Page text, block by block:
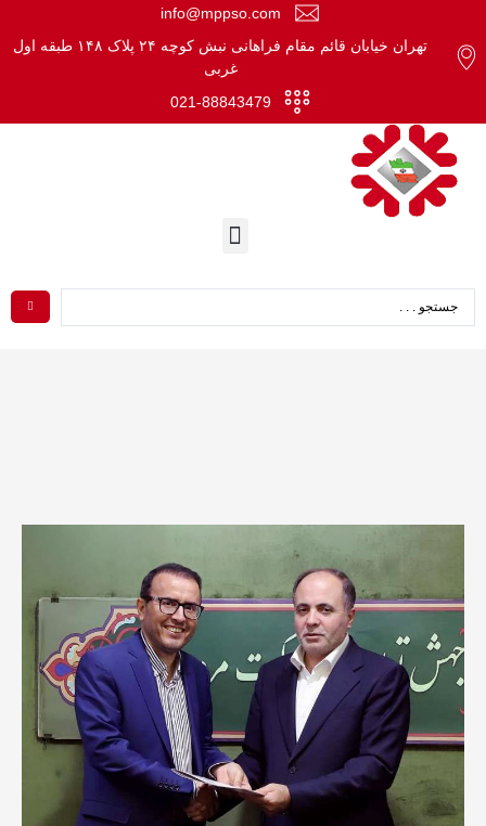
info@mppso.com
تهران خیابان قائم مقام فراهانی نبش کوچه ۲۴ پلاک ۱۴۸ طبقه اول
غربی
021-88843479